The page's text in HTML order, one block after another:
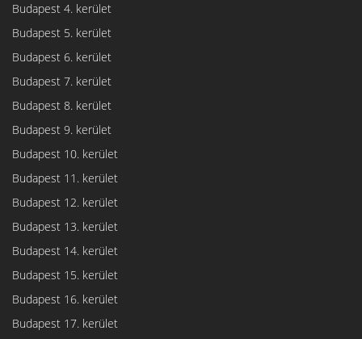
Budapest 4. kerület
Budapest 5. kerület
Budapest 6. kerület
Budapest 7. kerület
Budapest 8. kerület
Budapest 9. kerület
Budapest 10. kerület
Budapest 11. kerület
Budapest 12. kerület
Budapest 13. kerület
Budapest 14. kerület
Budapest 15. kerület
Budapest 16. kerület
Budapest 17. kerület